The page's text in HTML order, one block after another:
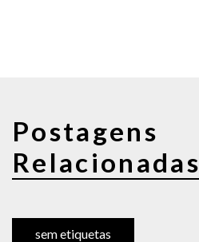
Postagens
Relacionadas
sem etiquetas